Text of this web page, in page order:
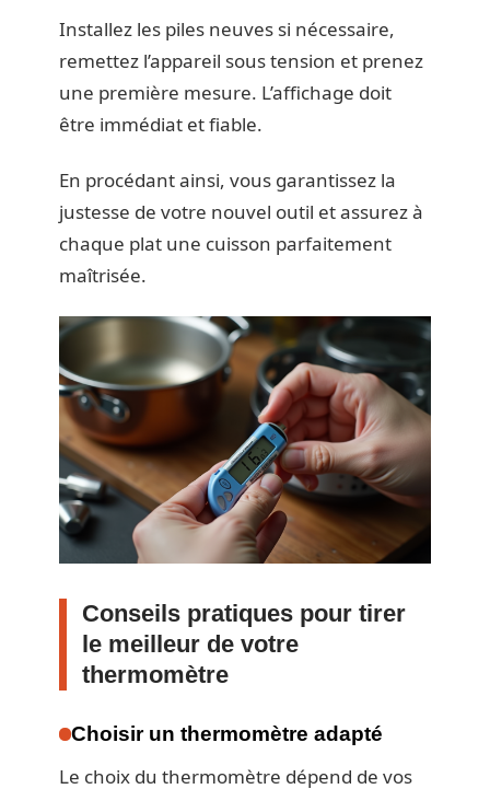
Installez les piles neuves si nécessaire,
remettez l’appareil sous tension et prenez
une première mesure. L’affichage doit
être immédiat et fiable.
En procédant ainsi, vous garantissez la
justesse de votre nouvel outil et assurez à
chaque plat une cuisson parfaitement
maîtrisée.
Conseils pratiques pour tirer
le meilleur de votre
thermomètre
Choisir un thermomètre adapté
Le choix du thermomètre dépend de vos